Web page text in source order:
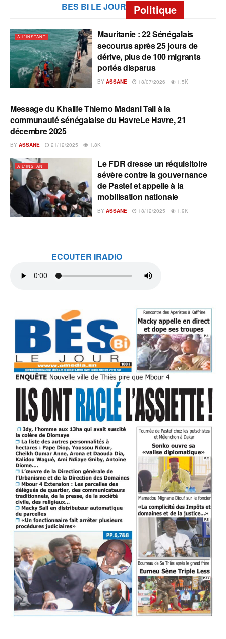
BES BI LE JOUR Politique
A L'INSTANT
Mauritanie : 22 Sénégalais
secourus après 25 jours de
dérive, plus de 100 migrants
portés disparus
BY ASSANE 18/07/2026 1.5K
A L'INSTANT
Message du Khalife Thierno Madani Tall à la
communauté sénégalaise du HavreLe Havre, 21
décembre 2025
BY ASSANE 21/12/2025 1.8K
A L'INSTANT
Le FDR dresse un réquisitoire
sévère contre la gouvernance
de Pastef et appelle à la
mobilisation nationale
BY ASSANE 18/12/2025 1.9K
ECOUTER IRADIO